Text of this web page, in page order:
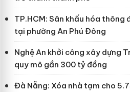
TP.HCM: Sân khấu hóa
tại phường An Phú Đông
Nghệ An khởi công xây dựng
quy mô gần 300 tỷ đồng
Đà Nẵng: Xóa nhà tạm cho